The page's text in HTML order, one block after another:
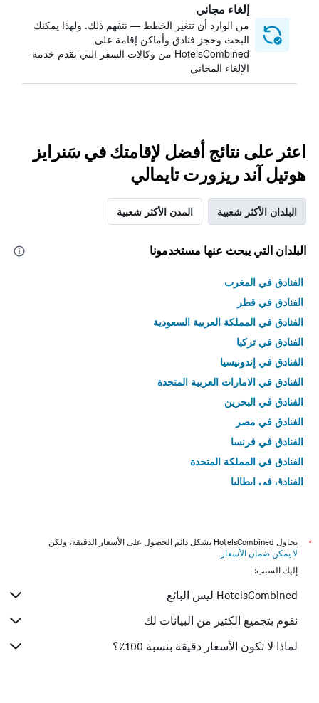
إلغاء مجاني
من الوارد أن تتغير الخطط — نتفهم ذلك. ولهذا يمكنك
البحث وحجز فنادق وأماكن إقامة على
HotelsCombined من وكالات السفر التي تقدم خدمة
الإلغاء المجاني
اعثر على نتائج أفضل لإقامتك في سَنرايز
هوتيل آند ريزورت تايمالي
البلدان الأكثر شعبية المدن الأكثر شعبية
البلدان التي يبحث عنها مستخدمونا
الفنادق في المغرب
الفنادق في قطر
الفنادق في المملكة العربية السعودية
الفنادق في تركيا
الفنادق في إندونيسيا
الفنادق في الامارات العربية المتحدة
الفنادق في البحرين
الفنادق في مصر
الفنادق في فرنسا
الفنادق في المملكة المتحدة
الفنادق في إيطاليا
*
يحاول HotelsCombined بشكل دائم الحصول على الأسعار الدقيقة، ولكن
لا يمكن ضمان الأسعار .
إليك السبب:
HotelsCombined ليس البائع
نقوم بتجميع الكثير من البيانات لك
لماذا لا تكون الأسعار دقيقة بنسبة 100٪؟